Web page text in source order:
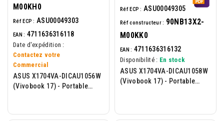
M00KH0
Réf ECP : ASU00049303
EAN : 4711636316118
Date d'expédition :
Contactez votre
Commercial
ASUS X1704VA-DICAU1056W
(Vivobook 17) - Portable
Réf ECP : ASU00049305
Réf constructeur : 90NB13X2-
M00KK0
EAN : 4711636316132
Disponibilité : En stock
ASUS X1704VA-DICAU1058W
(Vivobook 17) - Portable